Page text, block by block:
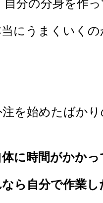
にうまくいく
を始めたばか
体に時間がかか
なら自分で作業